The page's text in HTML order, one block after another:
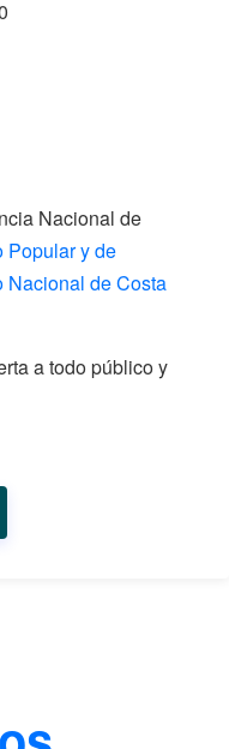
Nacional de
Popular y de
Nacional de Costa
a todo público y